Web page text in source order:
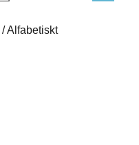
/Alfabetiskt